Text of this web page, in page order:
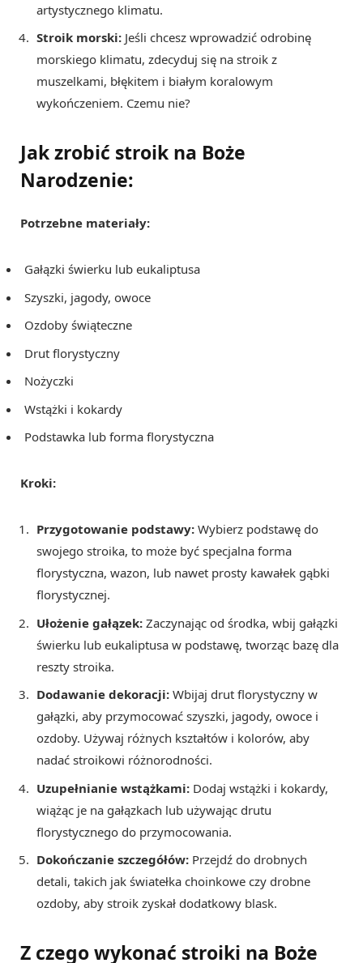
artystycznego klimatu.
Stroik morski: Jeśli chcesz wprowadzić odrobinę
morskiego klimatu, zdecyduj się na stroik z
muszelkami, błękitem i białym koralowym
wykończeniem. Czemu nie?
Jak zrobić stroik na Boże
Narodzenie:
Potrzebne materiały:
Gałązki świerku lub eukaliptusa
Szyszki, jagody, owoce
Ozdoby świąteczne
Drut florystyczny
Nożyczki
Wstążki i kokardy
Podstawka lub forma florystyczna
Kroki:
Przygotowanie podstawy: Wybierz podstawę do
swojego stroika, to może być specjalna forma
florystyczna, wazon, lub nawet prosty kawałek gąbki
florystycznej.
Ułożenie gałązek: Zaczynając od środka, wbij gałązki
świerku lub eukaliptusa w podstawę, tworząc bazę dla
reszty stroika.
Dodawanie dekoracji: Wbijaj drut florystyczny w
gałązki, aby przymocować szyszki, jagody, owoce i
ozdoby. Używaj różnych kształtów i kolorów, aby
nadać stroikowi różnorodności.
Uzupełnianie wstążkami: Dodaj wstążki i kokardy,
wiążąc je na gałązkach lub używając drutu
florystycznego do przymocowania.
Dokończanie szczegółów: Przejdź do drobnych
detali, takich jak światełka choinkowe czy drobne
ozdoby, aby stroik zyskał dodatkowy blask.
Z czego wykonać stroiki na Boże